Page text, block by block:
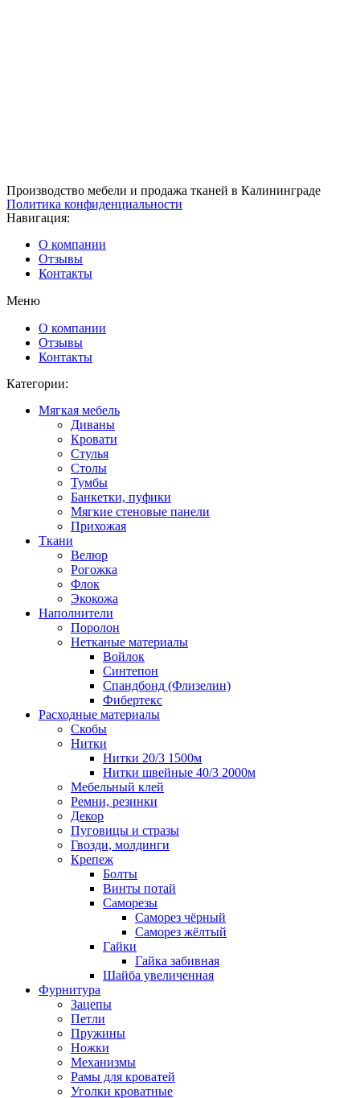
Производство мебели и продажа тканей в Калининграде
Политика конфиденциальности
Навигация:
О компании
Отзывы
Контакты
Меню
О компании
Отзывы
Контакты
Категории:
Мягкая мебель
Диваны
Кровати
Стулья
Столы
Тумбы
Банкетки, пуфики
Мягкие стеновые панели
Прихожая
Ткани
Велюр
Рогожка
Флок
Экокожа
Наполнители
Поролон
Нетканые материалы
Войлок
Синтепон
Спандбонд (Флизелин)
Фибертекс
Расходные материалы
Скобы
Нитки
Нитки 20/3 1500м
Нитки швейные 40/3 2000м
Мебельный клей
Ремни, резинки
Декор
Пуговицы и стразы
Гвозди, молдинги
Крепеж
Болты
Винты потай
Саморезы
Саморез чёрный
Саморез жёлтый
Гайки
Гайка забивная
Шайба увеличенная
Фурнитура
Зацепы
Петли
Пружины
Ножки
Механизмы
Рамы для кроватей
Уголки кроватные